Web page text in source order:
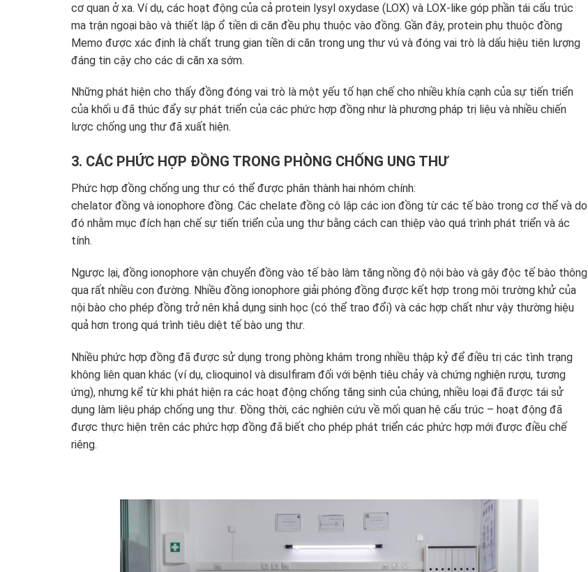
cơ quan ở xa. Ví dụ, các hoạt động của cả protein lysyl oxydase (LOX) và LOX-like góp phần tái cấu trúc
ma trận ngoại bào và thiết lập ổ tiền di căn đều phụ thuộc vào đồng. Gần đây, protein phụ thuộc đồng
Memo được xác định là chất trung gian tiền di căn trong ung thư vú và đóng vai trò là dấu hiệu tiên lượng
đáng tin cậy cho các di căn xa sớm.
Những phát hiện cho thấy đồng đóng vai trò là một yếu tố hạn chế cho nhiều khía cạnh của sự tiến triển
của khối u đã thúc đẩy sự phát triển của các phức hợp đồng như là phương pháp trị liệu và nhiều chiến
lược chống ung thư đã xuất hiện.
3. CÁC PHỨC HỢP ĐỒNG TRONG PHÒNG CHỐNG UNG THƯ
Phức hợp đồng chống ung thư có thể được phân thành hai nhóm chính:
chelator đồng và ionophore đồng. Các chelate đồng cô lập các ion đồng từ các tế bào trong cơ thể và do
đó nhằm mục đích hạn chế sự tiến triển của ung thư bằng cách can thiệp vào quá trình phát triển và ác
tính.
Ngược lại, đồng ionophore vận chuyển đồng vào tế bào làm tăng nồng độ nội bào và gây độc tế bào thông
qua rất nhiều con đường. Nhiều đồng ionophore giải phóng đồng được kết hợp trong môi trường khử của
nội bào cho phép đồng trở nên khả dụng sinh học (có thể trao đổi) và các hợp chất như vậy thường hiệu
quả hơn trong quá trình tiêu diệt tế bào ung thư.
Nhiều phức hợp đồng đã được sử dụng trong phòng khám trong nhiều thập kỷ để điều trị các tình trạng
không liên quan khác (ví dụ, clioquinol và disulfiram đối với bệnh tiêu chảy và chứng nghiện rượu, tương
ứng), nhưng kể từ khi phát hiện ra các hoạt động chống tăng sinh của chúng, nhiều loại đã được tái sử
dụng làm liệu pháp chống ung thư. Đồng thời, các nghiên cứu về mối quan hệ cấu trúc – hoạt động đã
được thực hiện trên các phức hợp đồng đã biết cho phép phát triển các phức hợp mới được điều chế
riêng.